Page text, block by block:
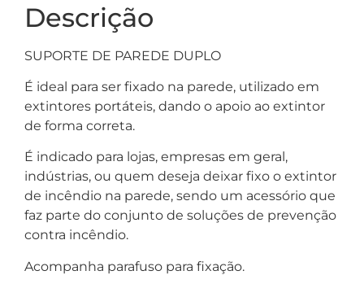
Descrição
SUPORTE DE PAREDE DUPLO
É ideal para ser fixado na parede, utilizado em
extintores portáteis, dando o apoio ao extintor
de forma correta.
É indicado para lojas, empresas em geral,
indústrias, ou quem deseja deixar fixo o extintor
de incêndio na parede, sendo um acessório que
faz parte do conjunto de soluções de prevenção
contra incêndio.
Acompanha parafuso para fixação.